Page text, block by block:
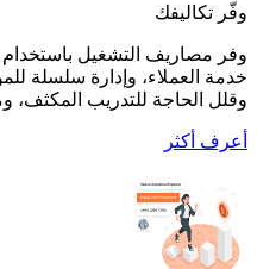
وفّر تكاليفك
وفر مصاريف التشغيل باستخدام
خدمة العملاء، وإدارة سلسلة
وقلل الحاجة للتدريب المكثف،
أعرف أكثر